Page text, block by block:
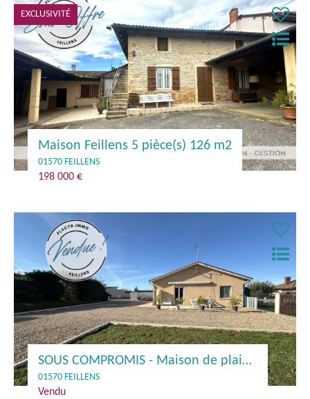
EXCLUSIVITÉ
Maison Feillens 5 pièce(s) 126 m2
01570 FEILLENS
198 000 €
SOUS COMPROMIS - Maison de plain-pied proche du centre de Feillens
01570 FEILLENS
Vendu